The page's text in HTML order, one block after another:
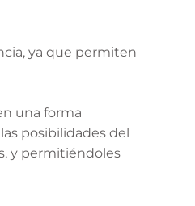
ya que permiten
una forma
posibilidades del
y permitiéndoles